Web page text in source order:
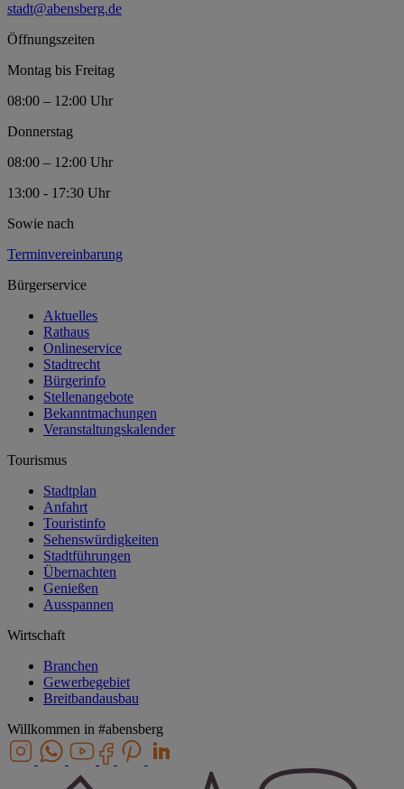
stadt@abensberg.de
Öffnungszeiten
Montag bis Freitag
08:00 – 12:00 Uhr
Donnerstag
08:00 – 12:00 Uhr
13:00 - 17:30 Uhr
Sowie nach
Terminvereinbarung
Bürgerservice
Aktuelles
Rathaus
Onlineservice
Stadtrecht
Bürgerinfo
Stellenangebote
Bekanntmachungen
Veranstaltungskalender
Tourismus
Stadtplan
Anfahrt
Touristinfo
Sehenswürdigkeiten
Stadtführungen
Übernachten
Genießen
Ausspannen
Wirtschaft
Branchen
Gewerbegebiet
Breitbandausbau
Willkommen in #abensberg